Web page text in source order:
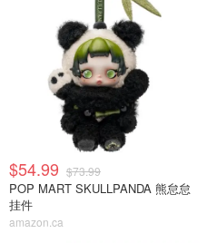
$54.99 $73.99
POP MART SKULLPANDA 熊怠怠
挂件
amazon.ca